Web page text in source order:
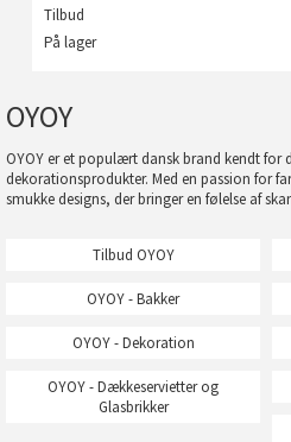
Tilbud
På lager
OYOY
OYOY er et populært dansk brand kendt
dekorationsprodukter. Med en passion for
smukke designs, der bringer en følelse af
Tilbud OYOY
OYOY - Bakker
OYOY - Dekoration
OYOY - Dækkeservietter og
Glasbrikker